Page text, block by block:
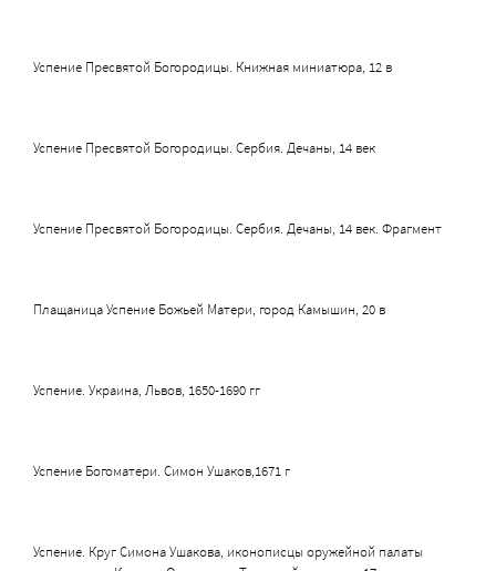
Успение Пресвятой Богородицы. Книжная миниатюра, 12 в
Успение Пресвятой Богородицы. Сербия. Дечаны, 14 век
Успение Пресвятой Богородицы. Сербия. Дечаны, 14 век. Фрагмент
Плащаница Успение Божьей Матери, город Камышин, 20 в
Успение. Украина, Львов, 1650-1690 гг
Успение Богоматери. Симон Ушаков,1671 г
Успение. Круг Симона Ушакова, иконописцы оружейной палаты